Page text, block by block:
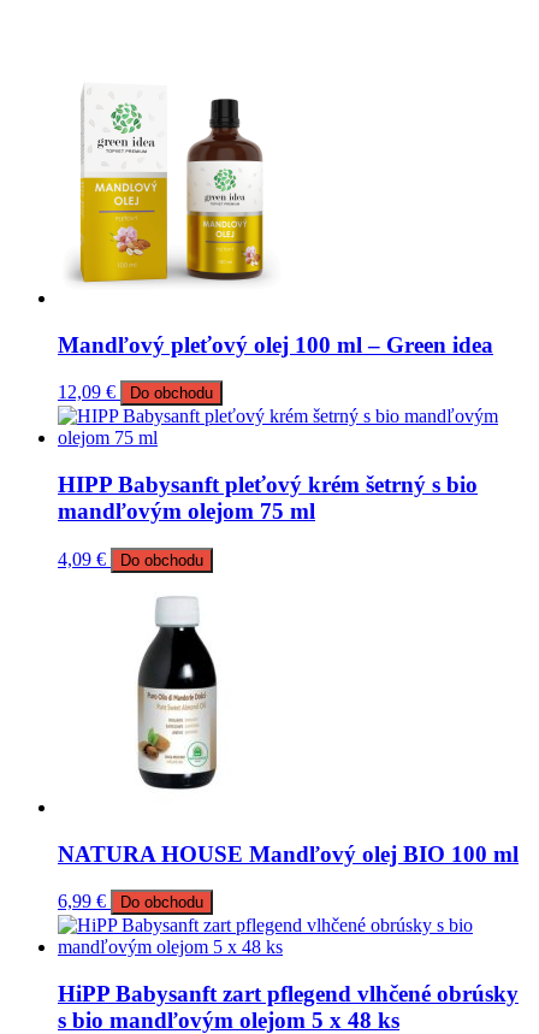
Mandľový pleťový olej 100 ml – Green idea
12,09 € Do obchodu
HIPP Babysanft pleťový krém šetrný s bio
mandľovým olejom 75 ml
4,09 € Do obchodu
NATURA HOUSE Mandľový olej BIO 100 ml
6,99 € Do obchodu
HiPP Babysanft zart pflegend vlhčené obrúsky
s bio mandľovým olejom 5 x 48 ks